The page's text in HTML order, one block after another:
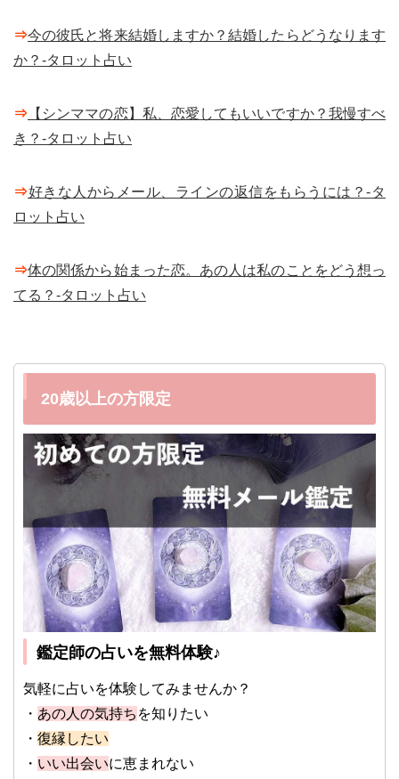
⇒今の彼氏と将来結婚しますか？結婚したらどうなります
か？-タロット占い
⇒ 【シンママの恋】私、恋愛してもいいですか？我慢すべ
き？-タロット占い
⇒好きな人からメール、ラインの返信をもらうには？-タ
ロット占い
⇒体の関係から始まった恋。あの人は私のことをどう想っ
てる？-タロット占い
20歳以上の方限定
鑑定師の占いを無料体験♪
気軽に占いを体験してみませんか？
・ あの人の気持ち を知りたい
・ 復縁したい
・ いい出会いに恵まれない